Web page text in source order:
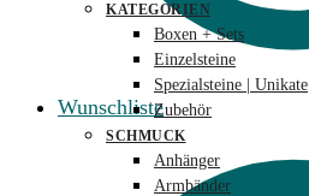
Wunschliste
KATEGORIEN
Boxen + Sets
Einzelsteine
Spezialsteine | Unikate
Zubehör
SCHMUCK
Anhänger
Armbänder